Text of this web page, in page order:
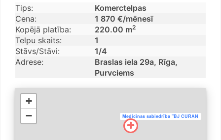
Tips:
Komerctelpas
Cena:
1 870 €/mēnesī
Kopējā platība:
220.00 m2
Telpu skaits:
1
Stāvs/Stāvi:
1/4
Adrese:
Braslas iela 29a, Rīga,
Purvciems
Medicīnas sabiedrība "BJ CURAN
+
−